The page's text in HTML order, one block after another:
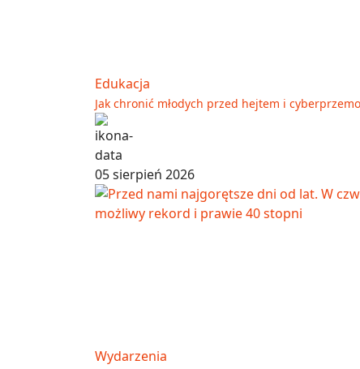
Edukacja
Jak chronić młodych przed hejtem i
05 sierpień 2026
Wydarzenia